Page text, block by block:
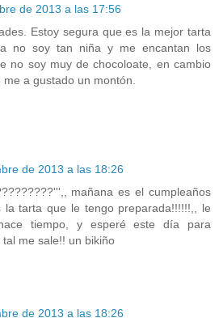
de 2013 a las 17:56
Estoy segura que es la mejor tarta
no soy tan niña y me encantan los
no soy muy de chocoloate, en cambio
a gustado un montón.
de 2013 a las 18:26
mañana es el cumpleaños
tarta que le tengo preparada!!!!!!,, le
tiempo, y esperé este día para
me sale!! un bikiño
de 2013 a las 18:26